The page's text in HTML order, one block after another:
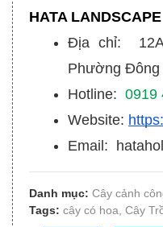
HATA LANDSCAPE
Địa chỉ:
Phường Đông
Hotline: 0919
Website:
Email:
Danh mục: Cây cảnh
Tags: cây có hoa Cây